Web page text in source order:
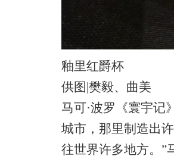
釉里红爵杯
供图|樊毅、曲美
马可·波罗《寰宇记
城市，那里制造出
往世界许多地方。”